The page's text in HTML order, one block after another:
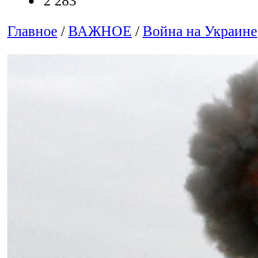
Главное /ВАЖНОЕ /Война на Украине